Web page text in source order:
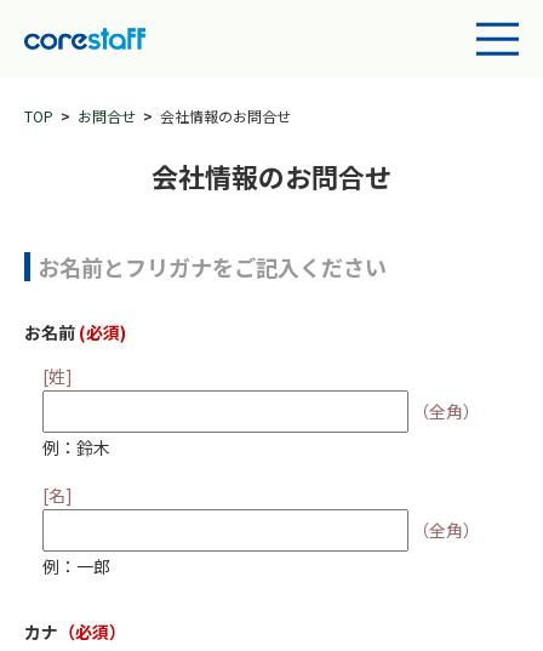
TOP お問合せ 会社情報のお問合せ
会社情報のお問合せ
お名前とフリガナをご記入ください
お名前 (必須)
[姓]
（全角）
例：鈴木
[名]
（全角）
例：一郎
カナ （必須）